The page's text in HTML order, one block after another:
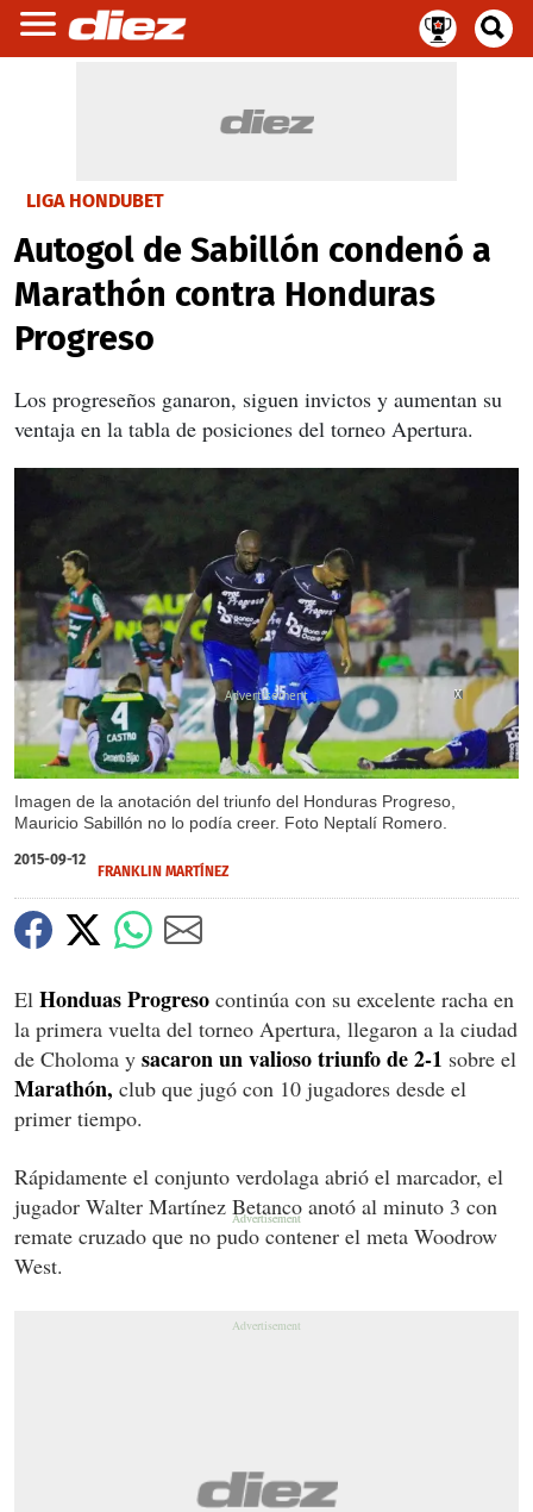
LIGA HONDUBET
Autogol de Sabillón condenó a
Marathón contra Honduras
Progreso
Los progreseños ganaron, siguen invictos y aumentan su
ventaja en la tabla de posiciones del torneo Apertura.
Imagen de la anotación del triunfo del Honduras Progreso,
Mauricio Sabillón no lo podía creer. Foto Neptalí Romero.
X
X
X
2015-09-12
FRANKLIN MARTÍNEZ
El Honduas Progreso continúa con su excelente racha en
la primera vuelta del torneo Apertura, llegaron a la ciudad
de Choloma y sacaron un valioso triunfo de 2-1 sobre el
Marathón, club que jugó con 10 jugadores desde el
primer tiempo.
Rápidamente el conjunto verdolaga abrió el marcador, el
jugador Walter Martínez Betanco anotó al minuto 3 con
remate cruzado que no pudo contener el meta Woodrow
West.